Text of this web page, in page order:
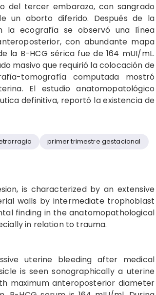
del tercer embarazo, con sangrado
un aborto diferido. Después de la
la ecografía se observó una línea
con abundante mapa
la B-HCG sérica fue de 164 mUI/mL.
masivo que requirió la colocación de
tomografía computada mostró
El estudio anatomopatológico
definitiva, reportó la existencia de
primer trimestre gestacional
is characterized by an extensive
walls by intermediate trophoblast
finding in the anatomopathological
in relation to trauma.
uterine bleeding after medical
is seen sonographically a uterine
maximum anteroposterior diameter